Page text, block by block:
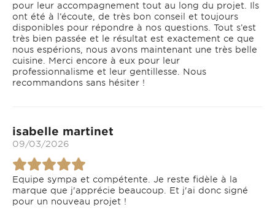
pour leur accompagnement tout au long du projet. Ils
ont été à l’écoute, de très bon conseil et toujours
disponibles pour répondre à nos questions. Tout s’est
très bien passée et le résultat est exactement ce que
nous espérions, nous avons maintenant une très belle
cuisine. Merci encore à eux pour leur
professionnalisme et leur gentillesse. Nous
recommandons sans hésiter !
isabelle martinet
09/03/2026
Equipe sympa et compétente. Je reste fidèle à la
marque que j'apprécie beaucoup. Et j'ai donc signé
pour un nouveau projet !